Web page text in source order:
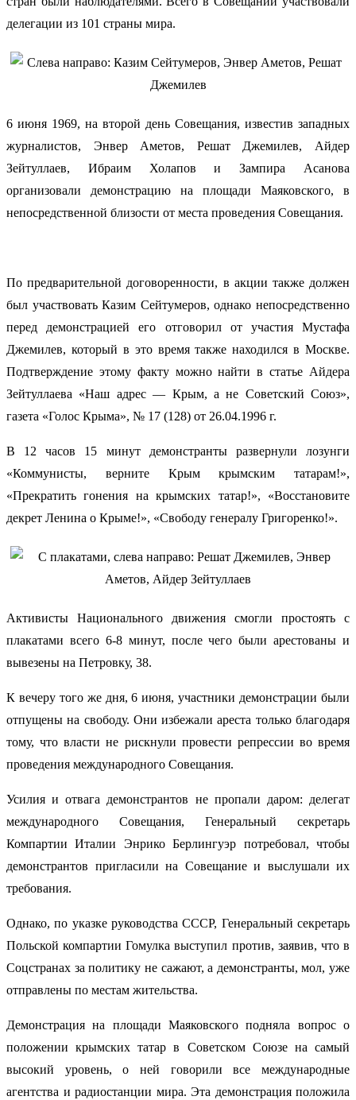
делегации из 101 страны мира.
6 июня 1969, на второй день Совещания, известив западных
журналистов, Энвер Аметов, Решат Джемилев, Айдер
Зейтуллаев, Ибраим Холапов и Зампира Асанова
организовали демонстрацию на площади Маяковского, в
непосредственной близости от места проведения Совещания.
По предварительной договоренности, в акции также должен
был участвовать Казим Сейтумеров, однако непосредственно
перед демонстрацией его отговорил от участия Мустафа
Джемилев, который в это время также находился в Москве.
Подтверждение этому факту можно найти в статье Айдера
Зейтуллаева «Наш адрес — Крым, а не Советский Союз»,
газета «Голос Крыма», № 17 (128) от 26.04.1996 г.
В 12 часов 15 минут демонстранты развернули лозунги
«Коммунисты, верните Крым крымским татарам!»,
«Прекратить гонения на крымских татар!», «Восстановите
декрет Ленина о Крыме!», «Свободу генералу Григоренко!».
Активисты Национального движения смогли простоять с
плакатами всего 6-8 минут, после чего были арестованы и
вывезены на Петровку, 38.
К вечеру того же дня, 6 июня, участники демонстрации были
отпущены на свободу. Они избежали ареста только благодаря
тому, что власти не рискнули провести репрессии во время
проведения международного Совещания.
Усилия и отвага демонстрантов не пропали даром: делегат
международного Совещания, Генеральный секретарь
Компартии Италии Энрико Берлингуэр потребовал, чтобы
демонстрантов пригласили на Совещание и выслушали их
требования.
Однако, по указке руководства СССР, Генеральный секретарь
Польской компартии Гомулка выступил против, заявив, что в
Соцстранах за политику не сажают, а демонстранты, мол, уже
отправлены по местам жительства.
Демонстрация на площади Маяковского подняла вопрос о
положении крымских татар в Советском Союзе на самый
высокий уровень, о ней говорили все международные
агентства и радиостанции мира. Эта демонстрация положила